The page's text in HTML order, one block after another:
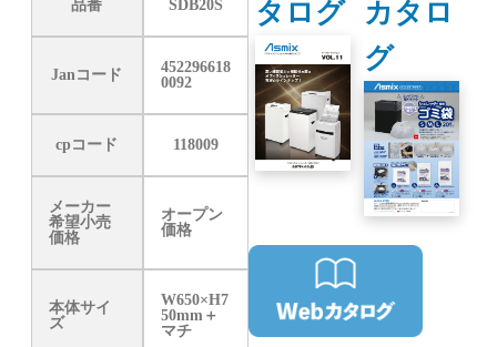
品番 SDB20S
Janコード
452296618
0092
cpコード 118009
メーカー
希望小売
価格
オープン
価格
本体サイ
ズ
W650×H7
50mm＋
マチ
タログ
カタロ
グ